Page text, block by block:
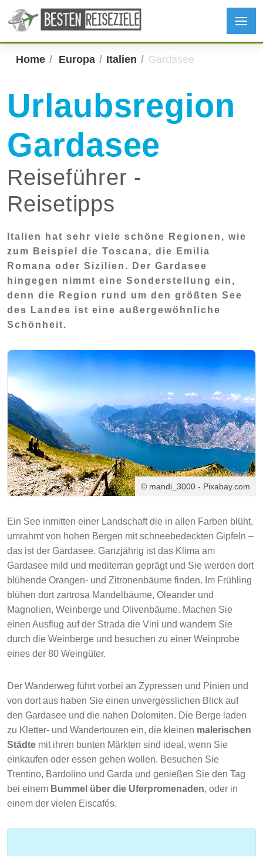
Home Europa Italien Gardasee
Urlaubsregion
Gardasee
Reiseführer -
Reisetipps
Italien hat sehr viele schöne Regionen, wie
zum Beispiel die Toscana, die Emilia
Romana oder Sizilien. Der Gardasee
hingegen nimmt eine Sonderstellung ein,
denn die Region rund um den größten See
des Landes ist eine außergewöhnliche
Schönheit.
© mandi_3000 - Pixabay.com
Ein See inmitten einer Landschaft die in allen Farben blüht,
umrahmt von hohen Bergen mit schneebedeckten Gipfeln –
das ist der Gardasee. Ganzjährig ist das Klima am
Gardasee mild und mediterran geprägt und Sie werden dort
blühende Orangen- und Zitronenbäume finden. Im Frühling
blühen dort zartrosa Mandelbäume, Oleander und
Magnolien, Weinberge und Olivenbäume. Machen Sie
einen Ausflug auf der Strada die Vini und wandern Sie
durch die Weinberge und besuchen zu einer Weinprobe
eines der 80 Weingüter.
Der Wanderweg führt vorbei an Zypressen und Pinien und
von dort aus haben Sie einen unvergesslichen Blick auf
den Gardasee und die nahen Dolomiten. Die Berge laden
zu Kletter- und Wandertouren ein, die kleinen malerischen
Städte mit ihren bunten Märkten sind ideal, wenn Sie
einkaufen oder essen gehen wollen. Besuchen Sie
Trentino, Bardolino und Garda und genießen Sie den Tag
bei einem Bummel über die Uferpromenaden, oder in
einem der vielen Eiscafés.